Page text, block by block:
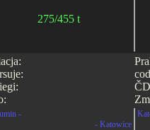
275/455 t
-
- Katowice